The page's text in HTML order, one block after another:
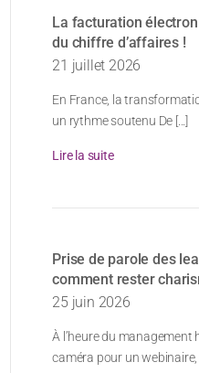
La facturation
du chiffre d’affaires !
21 juillet 2026
En France, la
un rythme soutenu De [...]
Lire la suite
Prise de parole des
comment rester
25 juin 2026
À l’heure du management
caméra pour un webinaire,